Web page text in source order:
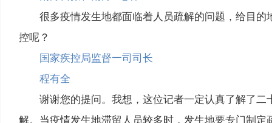
很多疫情发生地都面临着人员疏解的问题，给目
控呢？
国家疾控局监督一司司长
程有全
谢谢您的提问。我想，这位记者一定认真了解了
解。当疫情发生地滞留人员较多时，发生地要专门制